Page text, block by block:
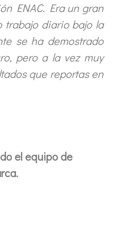
ENAC. Era un gran
trabajo diario bajo la
se ha demostrado
pero a la vez muy
que reportas en
el equipo de